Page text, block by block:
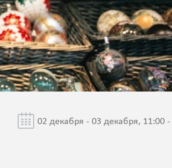
02 декабря - 03 декабря, 11:00